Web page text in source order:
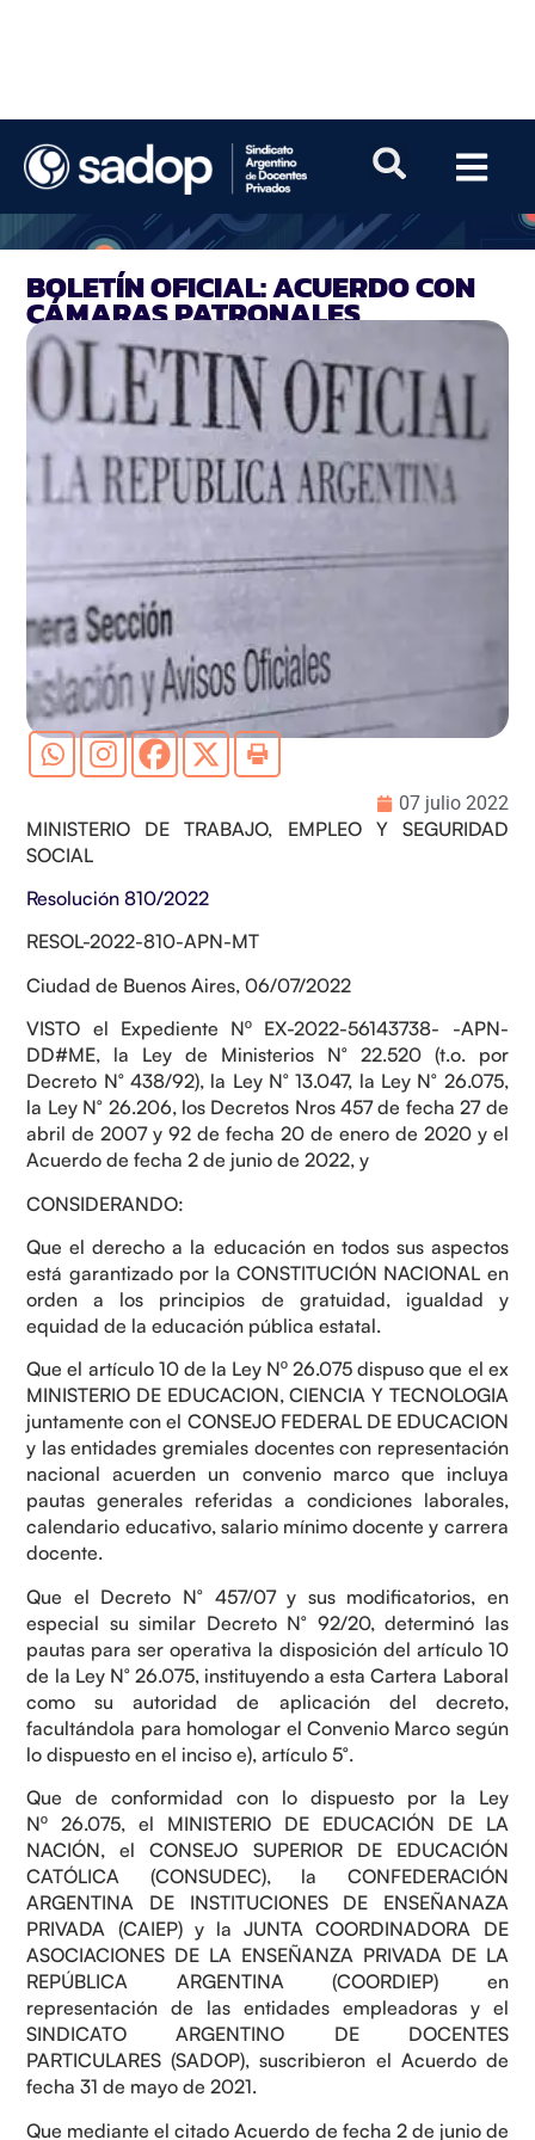
BOLETÍN OFICIAL: ACUERDO CON
CÁMARAS PATRONALES
07 julio 2022
MINISTERIO DE TRABAJO, EMPLEO Y SEGURIDAD
SOCIAL
Resolución 810/2022
RESOL-2022-810-APN-MT
Ciudad de Buenos Aires, 06/07/2022
VISTO el Expediente Nº EX-2022-56143738- -APN-
DD#ME, la Ley de Ministerios N° 22.520 (t.o. por
Decreto N° 438/92), la Ley N° 13.047, la Ley N° 26.075,
la Ley N° 26.206, los Decretos Nros 457 de fecha 27 de
abril de 2007 y 92 de fecha 20 de enero de 2020 y el
Acuerdo de fecha 2 de junio de 2022, y
CONSIDERANDO:
Que el derecho a la educación en todos sus aspectos
está garantizado por la CONSTITUCIÓN NACIONAL en
orden a los principios de gratuidad, igualdad y
equidad de la educación pública estatal.
Que el artículo 10 de la Ley Nº 26.075 dispuso que el ex
MINISTERIO DE EDUCACION, CIENCIA Y TECNOLOGIA
juntamente con el CONSEJO FEDERAL DE EDUCACION
y las entidades gremiales docentes con representación
nacional acuerden un convenio marco que incluya
pautas generales referidas a condiciones laborales,
calendario educativo, salario mínimo docente y carrera
docente.
Que el Decreto N° 457/07 y sus modificatorios, en
especial su similar Decreto N° 92/20, determinó las
pautas para ser operativa la disposición del artículo 10
de la Ley N° 26.075, instituyendo a esta Cartera Laboral
como su autoridad de aplicación del decreto,
facultándola para homologar el Convenio Marco según
lo dispuesto en el inciso e), artículo 5°.
Que de conformidad con lo dispuesto por la Ley
Nº 26.075, el MINISTERIO DE EDUCACIÓN DE LA
NACIÓN, el CONSEJO SUPERIOR DE EDUCACIÓN
CATÓLICA (CONSUDEC), la CONFEDERACIÓN
ARGENTINA DE INSTITUCIONES DE ENSEÑANAZA
PRIVADA (CAIEP) y la JUNTA COORDINADORA DE
ASOCIACIONES DE LA ENSEÑANZA PRIVADA DE LA
REPÚBLICA ARGENTINA (COORDIEP) en
representación de las entidades empleadoras y el
SINDICATO ARGENTINO DE DOCENTES
PARTICULARES (SADOP), suscribieron el Acuerdo de
fecha 31 de mayo de 2021.
Que mediante el citado Acuerdo de fecha 2 de junio de